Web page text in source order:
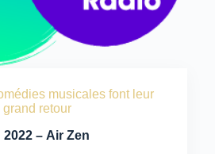
musicales font leur
grand retour
– Air Zen